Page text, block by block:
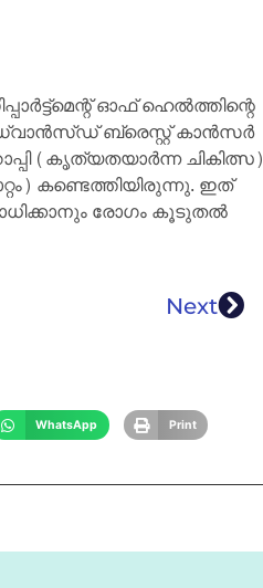
ഓഫ് ഹെൽത്തിന്റെ
ബ്രെസ്റ്റ് കാൻസർ
(കൃത്യതയാർന്ന ചികിത്സ)
കണ്ടെത്തിയിരുന്നു. ഇത്
രോഗം കൂടുതൽ
Next
WhatsApp Print